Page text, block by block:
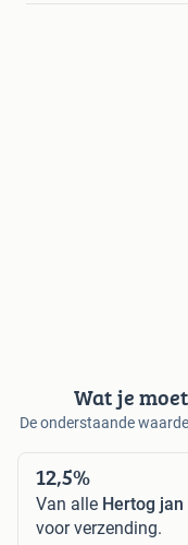
Wat je
De onderstaande
12,5%
Van alle Hertog jan
voor verzending.